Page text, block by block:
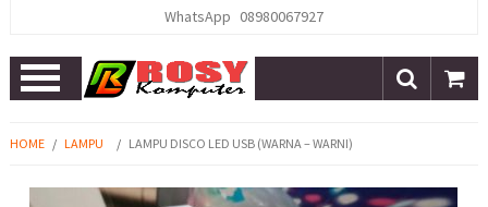
WhatsApp 08980067927
Open
Menu
HOME / LAMPU / LAMPU DISCO LED USB (WARNA – WARNI)